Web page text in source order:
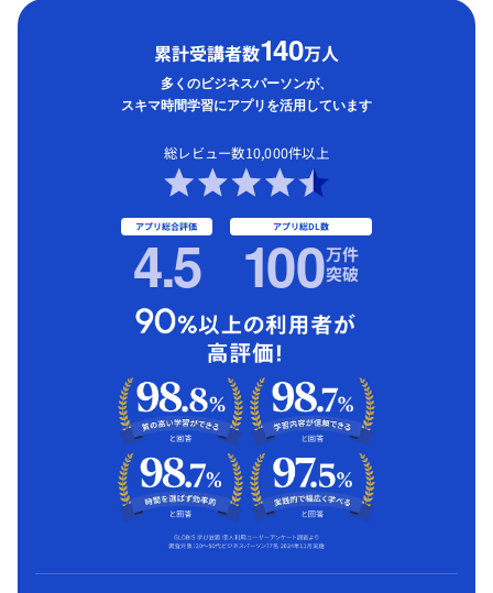
累計受講者数140万人
多くのビジネスパーソンが、
スキマ時間学習にアプリを活用しています
総レビュー数10,000件以上
アプリ総合評価
4.5 アプリ総DL数
100万件
突破